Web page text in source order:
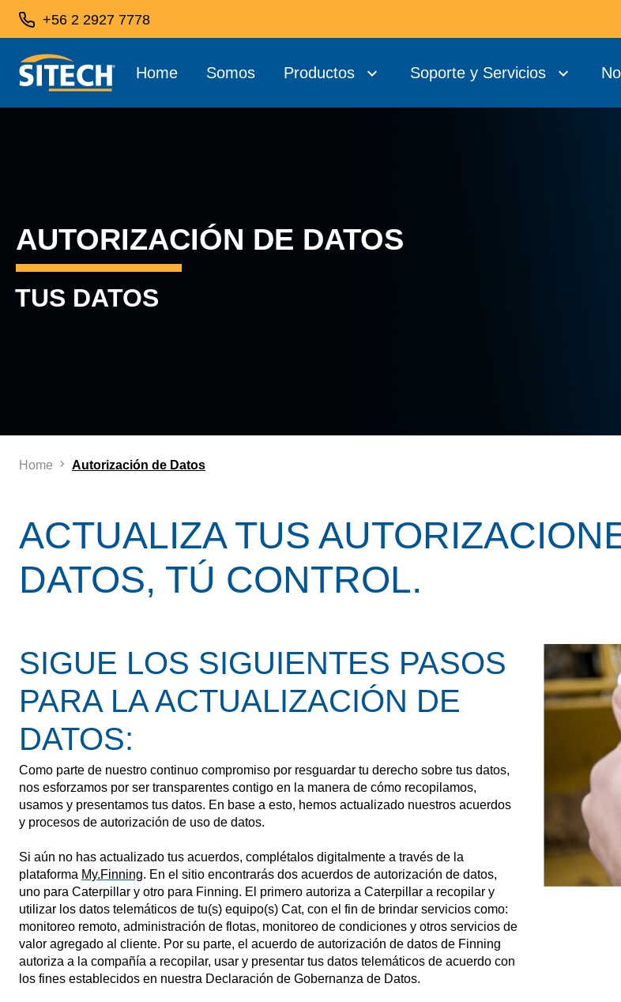
+56 2 2927 7778
Home Somos Productos Soporte y Servicios
AUTORIZACIÓN DE DATOS
TUS DATOS
Home Autorización de Datos
ACTUALIZA TUS
DATOS, TÚ CONTROL.
SIGUE LOS SIGUIENTES PASOS
PARA LA ACTUALIZACIÓN DE
DATOS:
Como parte de nuestro continuo compromiso por resguardar tu derecho sobre tus datos,
nos esforzamos por ser transparentes contigo en la manera de cómo recopilamos,
usamos y presentamos tus datos. En base a esto, hemos actualizado nuestros acuerdos
y procesos de autorización de uso de datos.
Si aún no has actualizado tus acuerdos, complétalos digitalmente a través de la
plataforma My.Finning. En el sitio encontrarás dos acuerdos de autorización de datos,
uno para Caterpillar y otro para Finning. El primero autoriza a Caterpillar a recopilar y
utilizar los datos telemáticos de tu(s) equipo(s) Cat, con el fin de brindar servicios como:
monitoreo remoto, administración de flotas, monitoreo de condiciones y otros servicios de
valor agregado al cliente. Por su parte, el acuerdo de autorización de datos de Finning
autoriza a la compañía a recopilar, usar y presentar tus datos telemáticos de acuerdo con
los fines establecidos en nuestra Declaración de Gobernanza de Datos.